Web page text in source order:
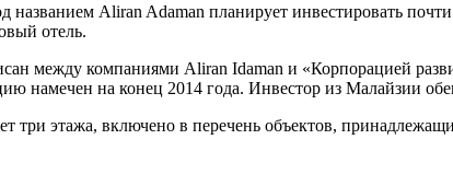
Aliran Adaman планирует инвестировать
отель.
между компаниями Aliran Idaman и «Корпорацией
намечен на конец 2014 года. Инвестор из Малайзии
три этажа, включено в перечень объектов,